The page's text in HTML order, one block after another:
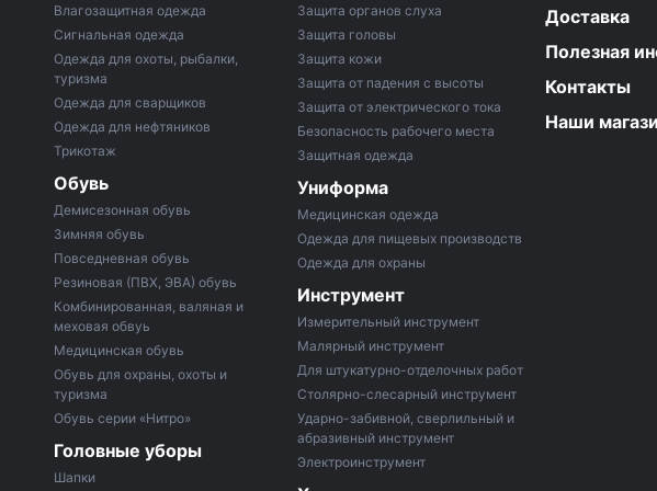
Влагозащитная одежда
Сигнальная одежда
Одежда для охоты, рыбалки,
туризма
Одежда для сварщиков
Одежда для нефтяников
Трикотаж
Обувь
Демисезонная обувь
Зимняя обувь
Повседневная обувь
Резиновая (ПВХ, ЭВА) обувь
Комбинированная, валяная и
меховая обвуь
Медицинская обувь
Обувь для охраны, охоты и
туризма
Обувь серии «Нитро»
Головные уборы
Шапки
Защита органов слуха
Защита головы
Защита кожи
Защита от падения с высоты
Защита от электрического тока
Безопасность рабочего места
Защитная одежда
Униформа
Медицинская одежда
Одежда для пищевых производств
Одежда для охраны
Инструмент
Измерительный инструмент
Малярный инструмент
Для штукатурно-отделочных работ
Столярно-слесарный инструмент
Ударно-забивной, сверлильный и
абразивный инструмент
Электроинструмент
Доставка
Полезная
Контакты
Наши